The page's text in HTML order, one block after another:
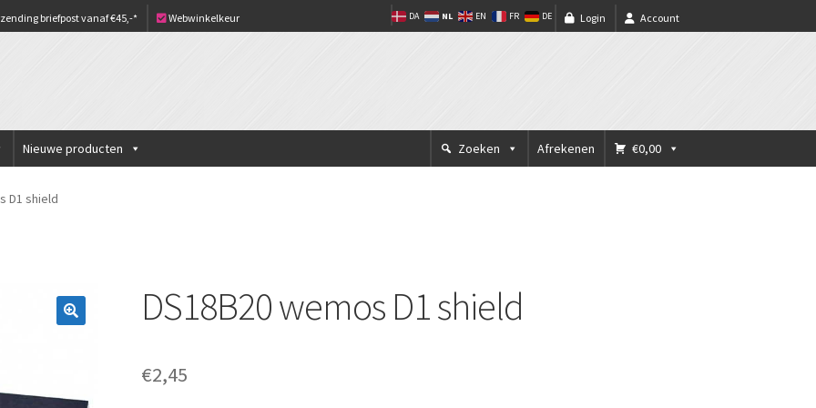
briefpost vanaf €45,-* Webwinkelkeur Account
Login
DA NL EN FR DE
Nieuwe producten €0,00
Afrekenen
Zoeken
D1 shield
DS18B20 wemos D1 shield
€2,45